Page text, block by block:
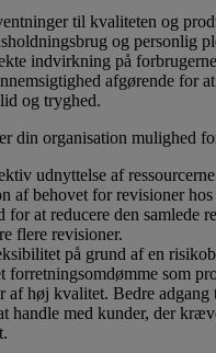
til kvaliteten og
og personlig
indvirkning på
afgørende for
og tryghed.
din organisation mulighed
udnyttelse af
af behovet for revisioner hos
for at reducere den samlede
flere revisioner.
på grund af en
forretningsomdømme som
af høj kvalitet. Bedre adgang
handle med kunder, der